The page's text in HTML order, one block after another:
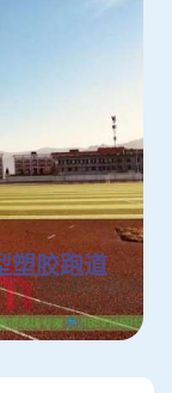
塑胶跑道